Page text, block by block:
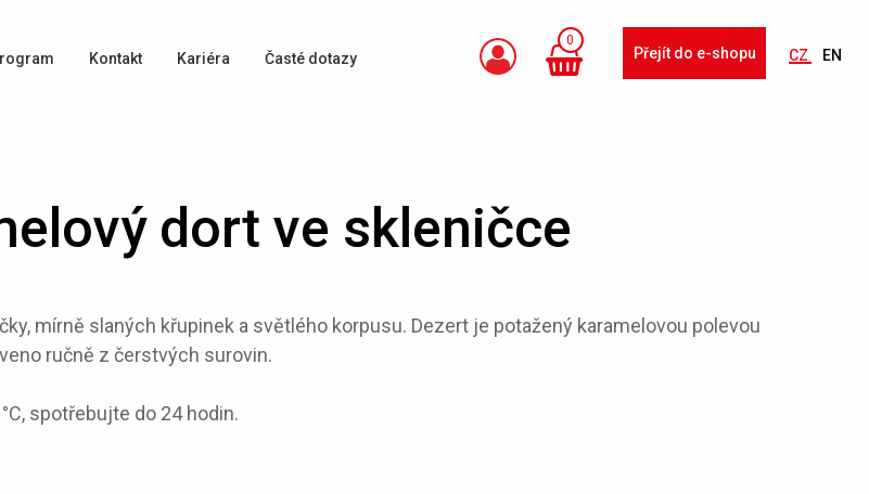
Kontakt Kariéra Časté dotazy
0
Přejít do e-shopu CZ EN
dort ve skleničce
mírně slaných křupinek a světlého korpusu. Dezert je potažený karamelovou polevou
ručně z čerstvých surovin.
spotřebujte do 24 hodin.